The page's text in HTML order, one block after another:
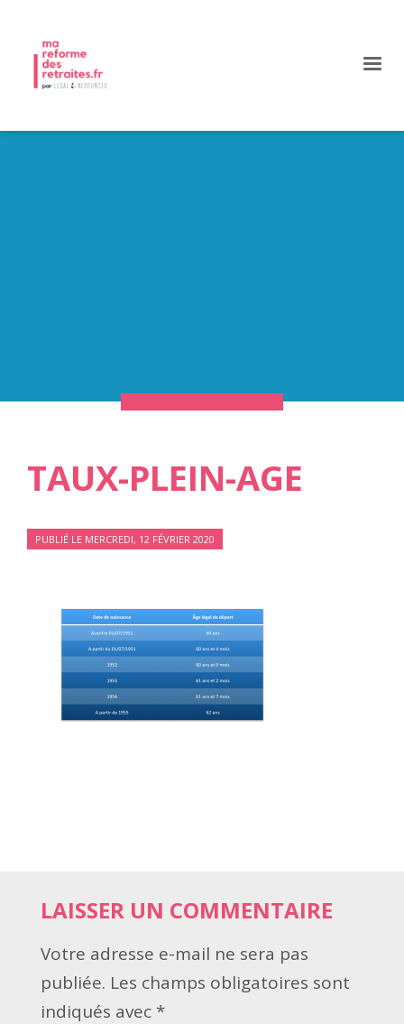
TAUX-PLEIN-AGE
PUBLIÉ LE MERCREDI, 12 FÉVRIER 2020
LAISSER UN COMMENTAIRE
Votre adresse e-mail ne sera pas
publiée. Les champs obligatoires sont
indiqués avec *